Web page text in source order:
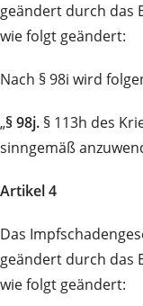
geändert durch das
wie folgt geändert:
Nach § 98i wird
„§ 98j. § 113h des
sinngemäß
Artikel 4
Das
geändert durch das
wie folgt geändert: